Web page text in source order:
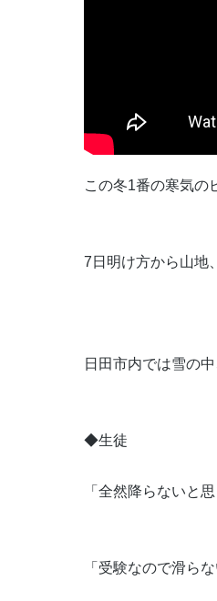
この冬1番の寒気の
7日明け方から山地
日田市内では雪の
◆生徒
「全然降らないと
「受験なので滑ら